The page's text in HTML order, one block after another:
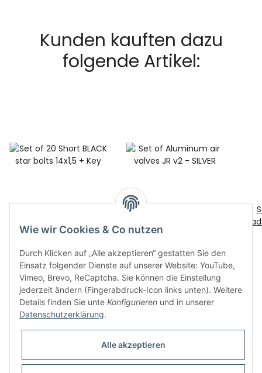
Kunden kauften dazu
folgende Artikel:
30,00 €*
Set of Aluminum air
22,00 €
Wie wir Cookies & Co nutzen
Durch Klicken auf „Alle akzeptieren“ gestatten Sie den
Einsatz folgender Dienste auf unserer Website: YouTube,
Vimeo, Brevo, ReCaptcha. Sie können die Einstellung
jederzeit ändern (Fingerabdruck-Icon links unten). Weitere
Details finden Sie unte Konfigurieren und in unserer
Datenschutzerklärung.
Alle akzeptieren